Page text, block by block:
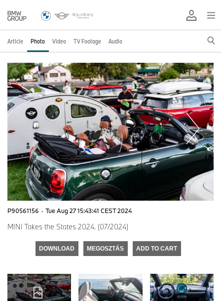
Article Photo Video TV Footage Audio
P90561156 · Tue Aug 27 15:43:41 CEST 2024
MINI Takes the States 2024. (07/2024)
DOWNLOAD MEGOSZTÁS ADD TO CART